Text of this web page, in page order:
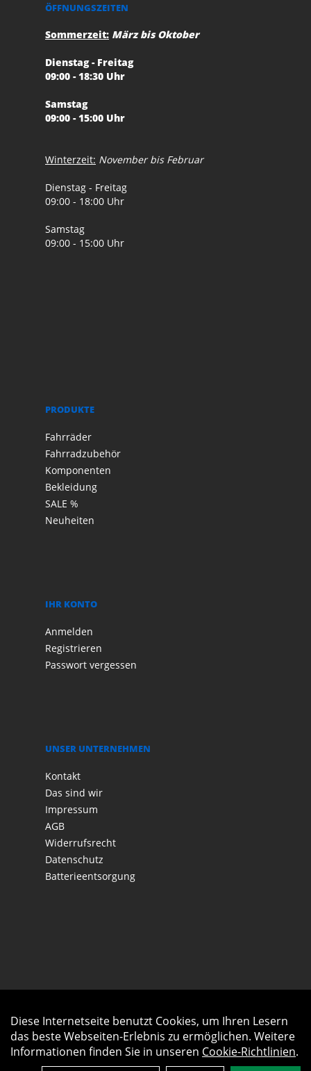
ÖFFNUNGSZEITEN
Sommerzeit: März bis Oktober
Dienstag - Freitag
09:00 - 18:30 Uhr
Samstag
09:00 - 15:00 Uhr
Winterzeit: November bis Februar
Dienstag - Freitag
09:00 - 18:00 Uhr
Samstag
09:00 - 15:00 Uhr
PRODUKTE
Fahrräder
Fahrradzubehör
Komponenten
Bekleidung
SALE %
Neuheiten
IHR KONTO
Anmelden
Registrieren
Passwort vergessen
UNSER UNTERNEHMEN
Kontakt
Das sind wir
Impressum
AGB
Widerrufsrecht
Datenschutz
Batterieentsorgung
Diese Internetseite benutzt Cookies, um Ihren Lesern
das beste Webseiten-Erlebnis zu ermöglichen. Weitere
Informationen finden Sie in unseren Cookie-Richtlinien.
Auftrag widerrufen